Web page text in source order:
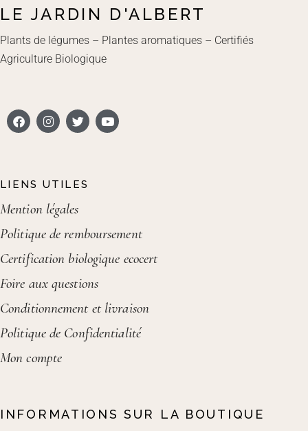
LE JARDIN D'ALBERT
Plants de légumes – Plantes aromatiques – Certifiés
Agriculture Biologique
LIENS UTILES
Mention légales
Politique de remboursement
Certification biologique ecocert
Foire aux questions
Conditionnement et livraison
Politique de Confidentialité
Mon compte
INFORMATIONS SUR LA BOUTIQUE